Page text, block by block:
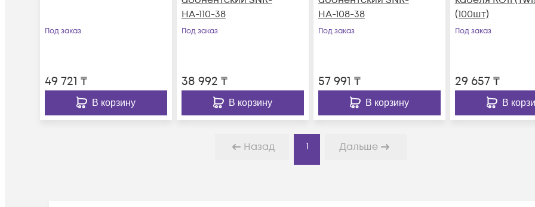
Под заказ
49 721 ₸
В корзину
HA-110-38
Под заказ
38 992 ₸
В корзину
HA-108-38
Под заказ
57 991 ₸
В корзину
(100шт)
Под заказ
29 657₸
В
Назад 1 Дальше